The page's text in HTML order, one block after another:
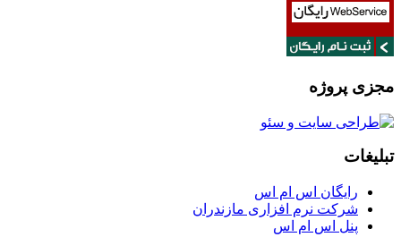
مجزی پروژه
تبلیغات
رایگان اس ام اس
شرکت نرم افزاری مازندران
پنل اس ام اس